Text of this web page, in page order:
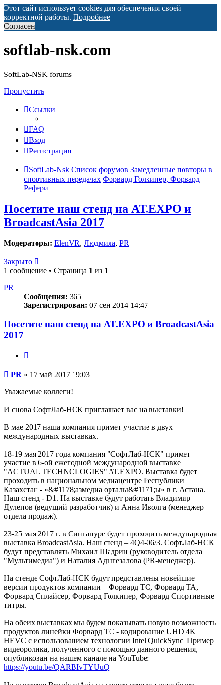
Этот сайт использует cookies для обеспечения своей
корректной работы. Подробнее
Согласен
softlab-nsk.com
SoftLab-NSK forums
Пропустить
Ссылки
FAQ
Вход
Регистрация
SoftLab-Nsk Список форумов Замедленные повторы в
спортивных передачах Форвард Голкипер, Форвард
Рефери
Посетите наш стенд на AT.EXPO и
BroadcastAsia 2017
Модераторы: ElenVR, Людмила, PR
Закрыто
1 сообщение • Страница 1 из 1
PR
Сообщения: 365
Зарегистрирован: 07 сен 2014 14:47
Посетите наш стенд на AT.EXPO и BroadcastAsia
2017
Сообщение
PR » 17 май 2017 19:03
Уважаемые коллеги!
И снова СофтЛаб-НСК приглашает вас на выставки!
В мае 2017 наша компания примет участие в двух
международных выставках.
18-19 мая 2017 года компания "СофтЛаб-НСК" примет
участие в 6-ой ежегодной международной выставке
"ACTUAL TECHNOLOGIES" AT.EXPO. Выставка будет
проходить в национальном медиацентре Республики
Казахстан - «&#1178;азмедиа орталы&#1171;ы» в г. Астана.
Наш стенд - D1. На выставке будут работать Владимир
Дулепов (ведущий разработчик) и Анна Иволга (менеджер
отдела продаж).
23-25 мая 2017 г. в Сингапуре будет проходить международная
выставка BroadcastAsia. Наш стенд – 4Q4-06/3. СофтЛаб-НСК
будут представлять Михаил Шадрин (руководитель отдела
"Мультимедиа") и Наталия Адыгезалова (PR-менеджер).
На стенде СофтЛаб-НСК будут представлены новейшие
версии продуктов компании – Форвард ТС, Форвард ТА,
Форвард Сплайсер, Форвард Голкипер, Форвард Спортивные
титры.
На обеих выставках мы будем показывать новую возможность
продуктов линейки Форвард ТС - кодирование UHD 4K
HEVC с использованием технологии Intel QuickSync. Пример
видеоролика, полученного с помощью данного решения,
опубликован на нашем канале на YouTube:
https://youtu.be/QARBIvTYUuQ